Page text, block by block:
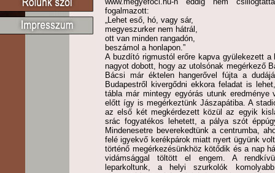
fogalmazott:
„Lehet eső, hó, vagy sár,
megyeszurker nem hátrál,
ott van minden rangadón,
beszámol a honlapon.”
A buzdító rigmustól erőre kapva gyülekezett
nagyot dobott, hogy az utolsónak megérkező
Bácsi már éktelen hangerővel fújta a
Budapestről kivergődni ekkora feladat is
tábla már mintegy egyórás utunk
előtt így is megérkeztünk Jászapátiba. A
az első két megkérdezett közül az egyik
srác fogyatékos lehetett, a pálya szót
Mindenesetre beverekedtünk a centrumba,
felé igyekvő kerékpárok miatt nyert ügyünk
történő megérkezésünkhöz kötődik és a nap
vidámsággal töltött el engem. A
leparkoltunk, a helyi szurkolók